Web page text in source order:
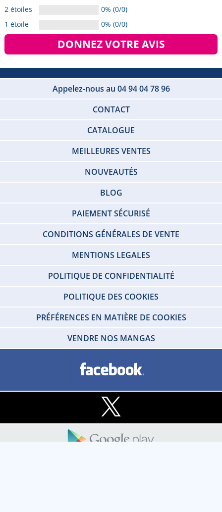
2 étoiles
0% (0/0)
1 étoile
0% (0/0)
DONNEZ VOTRE AVIS
Appelez-nous au 04 94 04 78 96
CONTACT
CATALOGUE
MEILLEURES VENTES
NOUVEAUTÉS
BLOG
PAIEMENT SÉCURISÉ
CONDITIONS GÉNÉRALES DE VENTE
MENTIONS LEGALES
POLITIQUE DE CONFIDENTIALITÉ
POLITIQUE DES COOKIES
PRÉFÉRENCES EN MATIÈRE DE COOKIES
VENDRE NOS MANGAS